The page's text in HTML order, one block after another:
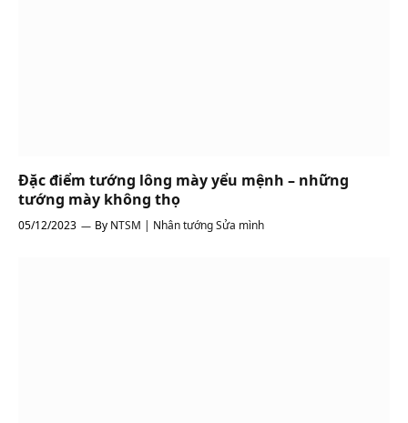
Đặc điểm tướng lông mày yểu mệnh – những
tướng mày không thọ
05/12/2023 By NTSM | Nhân tướng Sửa mình